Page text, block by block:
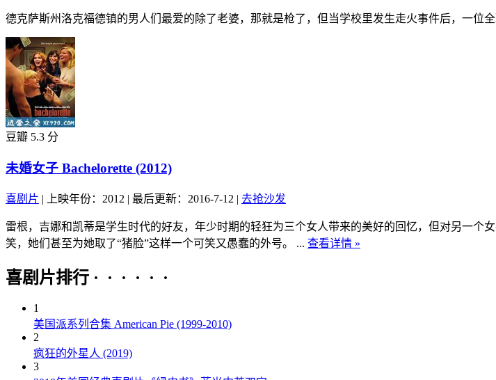
德克萨斯州洛克福德镇的男人们最爱的除了老婆，那就是枪了，但当学校里发生走火事件后，一位
豆瓣 5.3 分
未婚女子 Bachelorette (2012)
喜剧片 | 上映年份：2012 | 最后更新：2016-7-12 | 去抢沙发
雷根，吉娜和凯蒂是学生时代的好友，年少时期的轻狂为三个女人带来的美好的回忆，但对另一
笑，她们甚至为她取了“猪脸”这样一个可笑又愚蠢的外号。 ... 查看详情 »
喜剧片排行 · · · · · ·
1
美国派系列合集 American Pie (1999-2010)
2
疯狂的外星人 (2019)
3